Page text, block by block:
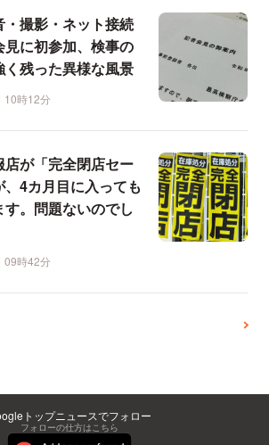
・撮影・ネット接続
見に初参加、検事の
く残った異様な風景
10時12分
店が「完全閉店セー
4カ月目に入っても
。問題ないのでし
09時42分
トップニュースでフォロー
フォローの仕方はこちら